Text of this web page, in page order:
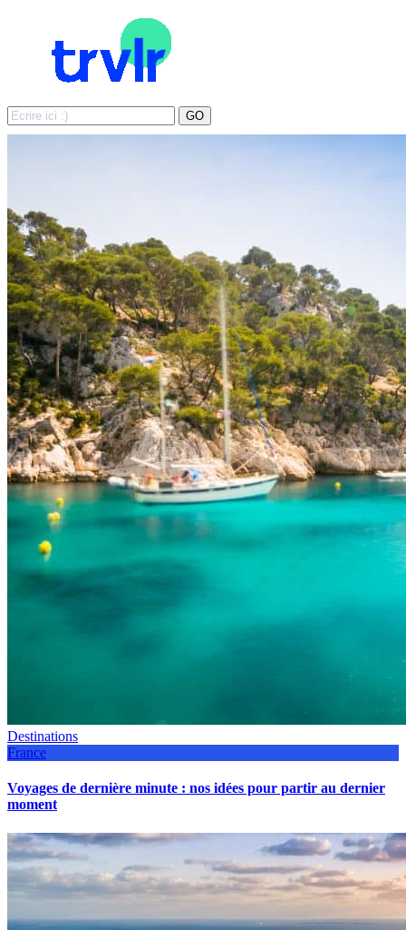
Search
for:
GO
Destinations
France
Voyages de dernière minute : nos idées pour partir au dernier
moment